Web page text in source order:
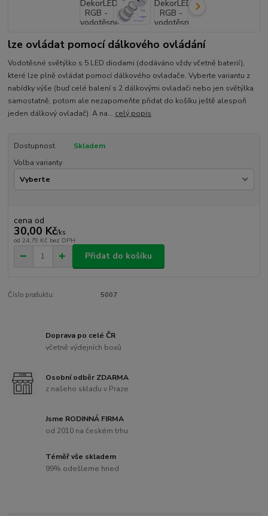
lze ovládat pomocí dálkového ovládání
Vodotěsné světýlko s 5 LED diodami (dodáváno vždy včetně baterií),
které lze plně ovládat pomocí dálkového ovladače. Vyberte variantu z
nabídky výše (buď celé balení s 2 dálkovými ovladači nebo jen světýlka
samostatně, potom ale nezapomeňte přidat do košíku ještě alespoň
jeden dálkový ovladač). A na... celý popis
Dostupnost
Skladem
Volba varianty
cena od
30,00 Kč/ks
od 24,79 Kč bez DPH
Přidat do košíku
Číslo produktu: 5007
Doprava po celé ČR
včetně výdejních boxů
Osobní odběr ZDARMA
z našeho skladu v Praze
Jsme RODINNÁ FIRMA
od 2010 na českém trhu
Téměř vše skladem
99% odešleme hned